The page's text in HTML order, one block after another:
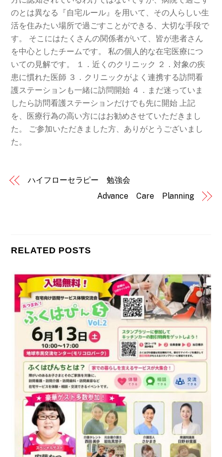
のとは異なる『自宅ルール』を用いて、その人らしい生
活を住みたい場所で過ごすことができる、大切な手段で
す。 そこにはたくさんの関係者がいて、皆が患者さん
を中心としたチームです。 私の個人的な在宅医療につ
いての見解です。 １．近くのクリニック ２．対象の疾
患に慣れた医師 ３．クリニックがよく連携する訪問看
護ステーションも一緒に訪問開始 ４．まだ迷っていま
したら訪問看護ステーションだけでも先に開始 上記
を、医療行為の高い方にはお勧めさせていただきまし
た。 ご参加いただきました方、ありがとうございまし
た。
ハイフローセラピー 勉強会
Advance Care Planning
RELATED POSTS